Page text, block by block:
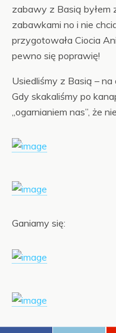
zabawy z Basią byłem
zabawkami no i nie
przygotowała Ciocia
pewno się poprawię!
Usiedliśmy z Basią – na
Gdy skakaliśmy po
„ogarnianiem nas”, że
Ganiamy się: